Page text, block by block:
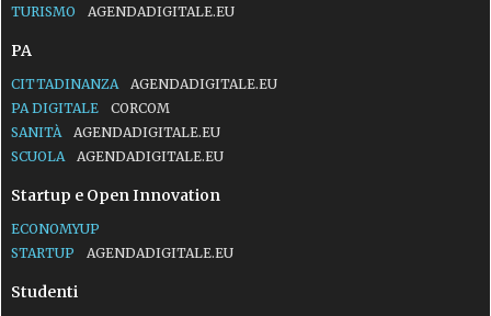
TURISMO AGENDADIGITALE.EU
PA
CITTADINANZA
AGENDADIGITALE.EU
PA DIGITALE
CORCOM
SANITÀ
AGENDADIGITALE.EU
SCUOLA
AGENDADIGITALE.EU
Startup e Open Innovation
ECONOMYUP
STARTUP
AGENDADIGITALE.EU
Studenti